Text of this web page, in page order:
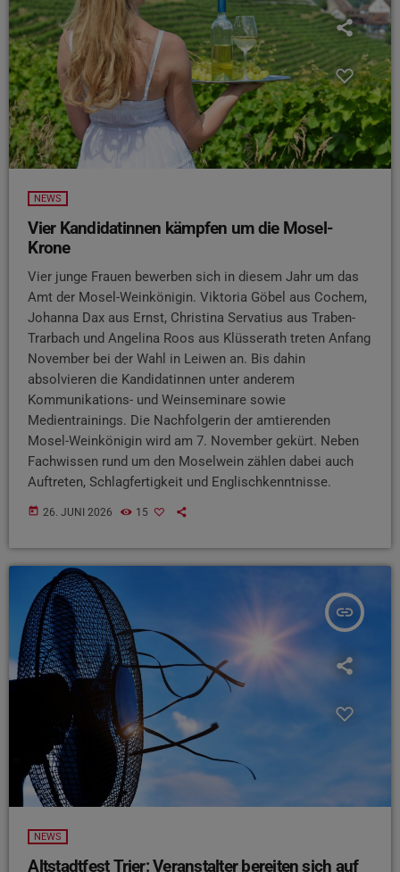
NEWS
Vier Kandidatinnen kämpfen um die Mosel-
Krone
Vier junge Frauen bewerben sich in diesem Jahr um das
Amt der Mosel-Weinkönigin. Viktoria Göbel aus Cochem,
Johanna Dax aus Ernst, Christina Servatius aus Traben-
Trarbach und Angelina Roos aus Klüsserath treten Anfang
November bei der Wahl in Leiwen an. Bis dahin
absolvieren die Kandidatinnen unter anderem
Kommunikations- und Weinseminare sowie
Medientrainings. Die Nachfolgerin der amtierenden
Mosel-Weinkönigin wird am 7. November gekürt. Neben
Fachwissen rund um den Moselwein zählen dabei auch
Auftreten, Schlagfertigkeit und Englischkenntnisse.
today 26. JUNI 2026 15
insert_link
NEWS
Altstadtfest Trier: Veranstalter bereiten sich auf